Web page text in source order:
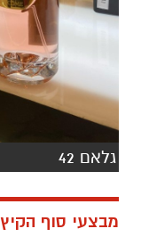
גלאם 42
מבצעי סוף הקיץ